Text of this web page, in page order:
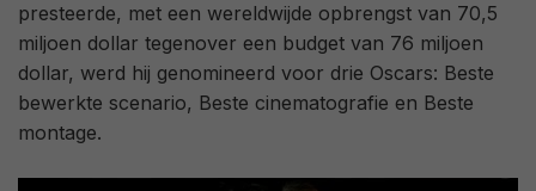
presteerde, met een wereldwijde opbrengst van 70,5
miljoen dollar tegenover een budget van 76 miljoen
dollar, werd hij genomineerd voor drie Oscars: Beste
bewerkte scenario, Beste cinematografie en Beste
montage.